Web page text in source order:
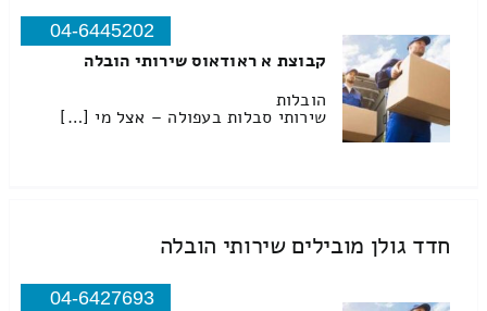
04-6445202
קבוצת א ראודאוס שירותי הובלה
הובלות
שירותי סבלות בעפולה – אצל מי […]
חדד גולן מובילים שירותי הובלה
04-6427693